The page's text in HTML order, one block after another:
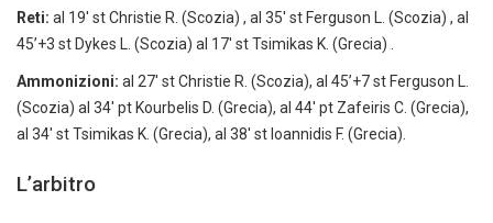
Reti: al 19′ st Christie R. (Scozia) , al 35′ st Ferguson L. (Scozia) , al
45’+3 st Dykes L. (Scozia) al 17′ st Tsimikas K. (Grecia) .
Ammonizioni: al 27′ st Christie R. (Scozia), al 45’+7 st Ferguson L.
(Scozia) al 34′ pt Kourbelis D. (Grecia), al 44′ pt Zafeiris C. (Grecia),
al 34′ st Tsimikas K. (Grecia), al 38′ st Ioannidis F. (Grecia).
L’arbitro